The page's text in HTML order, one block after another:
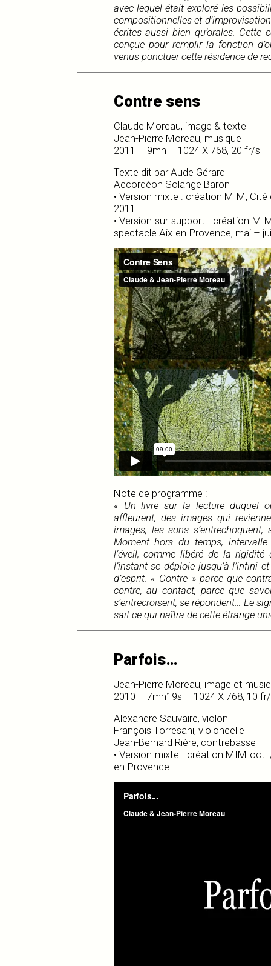
avec lequel était exploré les
compositionnelles et
écrites aussi bien qu’orales. Cette
conçue pour remplir la fonction
venus ponctuer cette résidence de
Contre sens
Claude Moreau, image & texte
Jean-Pierre Moreau, musique
2011 – 9mn – 1024 X 768, 20 fr/s
Texte dit par Aude Gérard
Accordéon Solange Baron
• Version mixte : création MIM,
2011
• Version sur support : création
spectacle Aix-en-Provence, mai –
Note de programme :
« Un livre sur la lecture duquel
affleurent, des images qui
images, les sons s’entrechoquent,
Moment hors du temps,
l’éveil, comme libéré de la rigidité
l’instant se déploie jusqu’à l’infini
d’esprit. « Contre » parce que
contre, au contact, parce que
s’entrecroisent, se répondent… Le
sait ce qui naîtra de cette étrange
Parfois…
Jean-Pierre Moreau, image et
2010 – 7mn19s – 1024 X 768, 10
Alexandre Sauvaire, violon
François Torresani, violoncelle
Jean-Bernard Rière, contrebasse
• Version mixte : création MIM oct.
en-Provence